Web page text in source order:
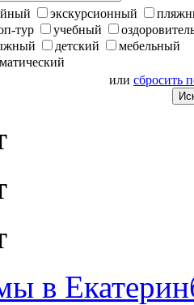
экскурсионный
тур
учебный
детский
мебельный
или сбросить
в